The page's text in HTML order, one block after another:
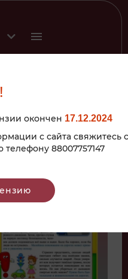
окончен 17.12.2024
с сайта свяжитесь с
88007757147